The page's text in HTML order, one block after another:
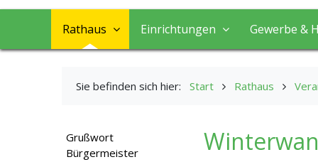
Rathaus Einrichtungen Gewerbe &
Sie befinden sich hier: Start Rathaus
Grußwort
Bürgermeister